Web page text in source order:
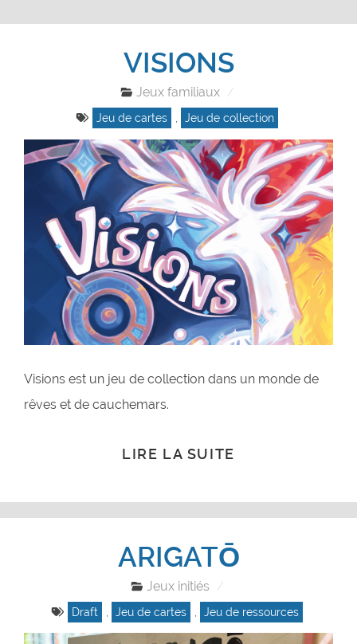
VISIONS
Jeux familiaux
Jeu de cartes , Jeu de collection
Visions est un jeu de collection dans un monde de
rêves et de cauchemars.
LIRE LA SUITE
ARIGATŌ
Jeux initiés
Draft Jeu de cartes Jeu de ressources